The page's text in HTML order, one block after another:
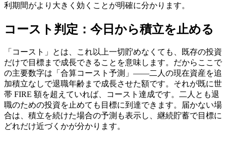
利期間がより大きく効くことが明確に分かります。
コースト判定：今日から積立を止める
「コースト」とは、これ以上一切貯めなくても、既存の投資
だけで目標まで成長できることを意味します。だからここで
の主要数字は「合算コースト予測」——二人の現在資産を追
加積立なしで退職年齢まで成長させた額です。それが既に世
帯 FIRE 額を超えていれば、コースト達成です。二人とも退
職のための投資を止めても目標に到達できます。届かない場
合は、積立を続けた場合の予測も表示し、継続貯蓄で目標に
どれだけ近づくかが分かります。